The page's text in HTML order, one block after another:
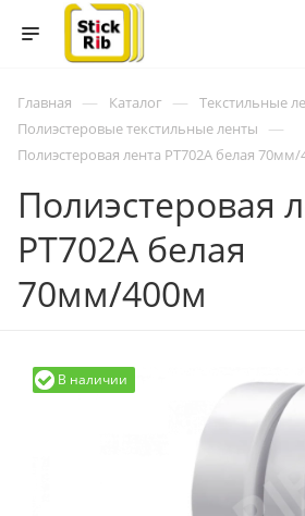
Главная — Каталог — Текстильные
Полиэстеровые текстильные ленты —
Полиэстеровая лента PT702A белая
Полиэстеровая
PT702A белая
70мм/400м
В наличии